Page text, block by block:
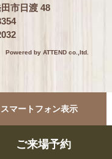
市日渡 48
Powered by ATTEND co.,ltd.
スマートフォン表示
ご来場予約